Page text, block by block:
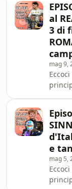
su
al
3 di
mag 9,
su
e
mag 5,